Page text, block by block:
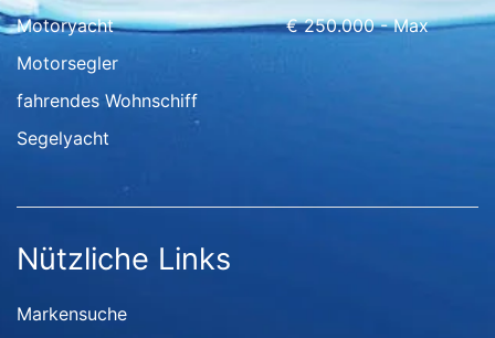
Motoryacht
Motorsegler
fahrendes Wohnschiff
Segelyacht
€ 250.000 - Max
Nützliche Links
Markensuche